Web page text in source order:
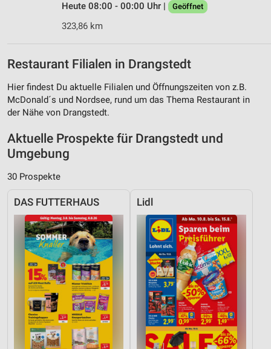
Heute 08:00 - 00:00 Uhr |
Geöffnet
323,86 km
Restaurant Filialen in Drangstedt
Hier findest Du aktuelle Filialen und Öffnungszeiten von z.B.
McDonald´s und Nordsee, rund um das Thema Restaurant in
der Nähe von Drangstedt.
Aktuelle Prospekte für Drangstedt und
Umgebung
30 Prospekte
DAS FUTTERHAUS Lidl